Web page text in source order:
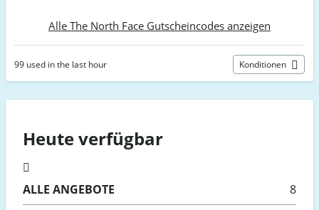
Alle The North Face Gutscheincodes anzeigen
99 used in the last hour Konditionen
Heute verfügbar
ALLE ANGEBOTE
8